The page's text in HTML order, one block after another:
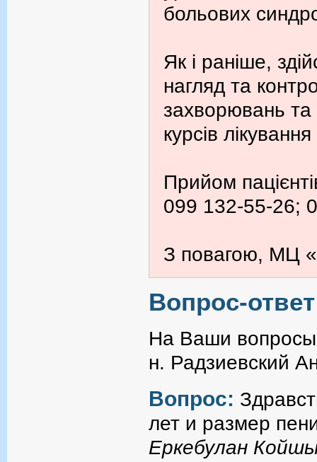
больових
Як і раніше,
нагляд та
захворювань
курсів лікування
Прийом
099 132-55-26;
З повагою, МЦ
Вопрос-
На Ваши вопросы
н. Радзиевский
Вопрос:
лет и размер
Еркебулан